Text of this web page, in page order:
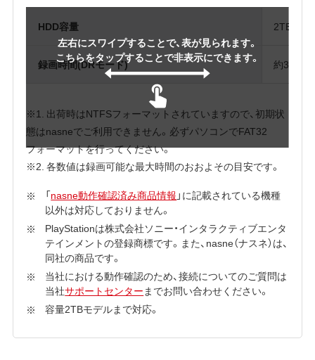
左右にスワイプすることで、表が見られます。
こちらをタップすることで非表示にできます。
HDD容量 2TB
録画時間(DRモード) 約300時
※1. 出荷時はNTFSフォーマットされていますので、初期状
態はnasneでご利用できません。必ずパソコンでFAT32
フォーマットを行ってください。
※2. 各数値は録画可能な最大時間のおおよその目安です。
「nasne動作確認済み商品情報 」に記載されている機種
以外は対応しておりません。
PlayStationは株式会社ソニー・インタラクティブエンタ
テインメントの登録商標です。また、nasne（ナスネ）は、
同社の商品です。
当社における動作確認のため、接続についてのご質問は
当社サポートセンターまでお問い合わせください。
容量2TBモデルまで対応。